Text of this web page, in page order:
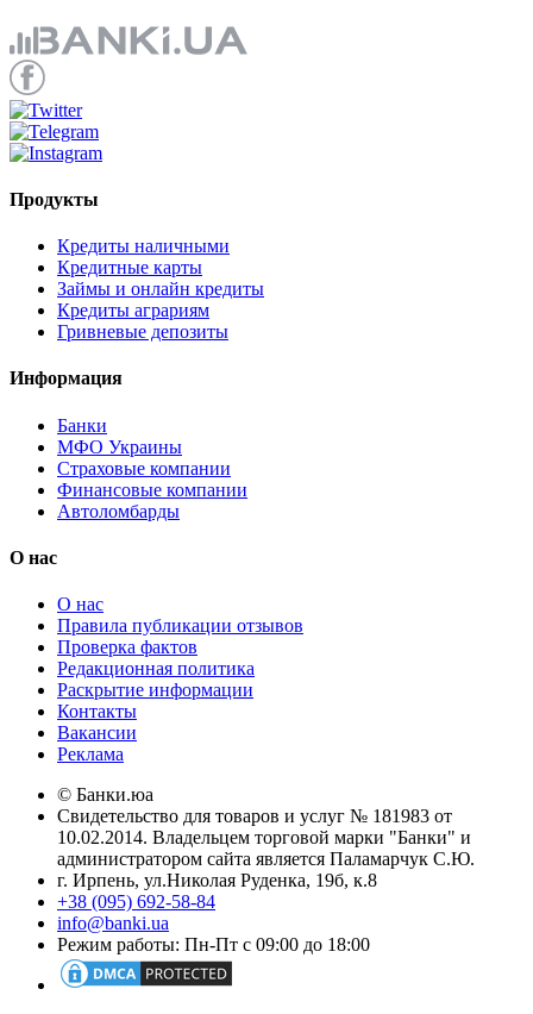
Продукты
Кредиты наличными
Кредитные карты
Займы и онлайн кредиты
Кредиты аграриям
Гривневые депозиты
Информация
Банки
МФО Украины
Страховые компании
Финансовые компании
Автоломбарды
О нас
О нас
Правила публикации отзывов
Проверка фактов
Редакционная политика
Раскрытие информации
Контакты
Вакансии
Реклама
© Банки.юа
Свидетельство для товаров и услуг № 181983 от
10.02.2014. Владельцем торговой марки "Банки" и
администратором сайта является Паламарчук С.Ю.
г. Ирпень, ул.Николая Руденка, 19б, к.8
+38 (095) 692-58-84
info@banki.ua
Режим работы: Пн-Пт с 09:00 до 18:00